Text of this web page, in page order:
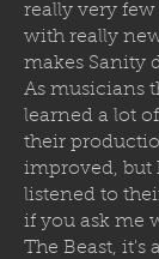
really very
with really
makes Sanity
As musicians
learned a lot
their
improved, but
listened to
if you ask me
The Beast, it's